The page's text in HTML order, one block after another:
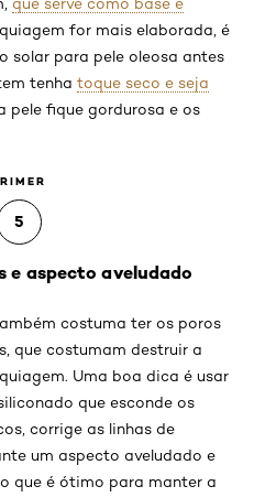
for mais elaborada, é
solar para pele oleosa antes
tenha toque seco e seja
pele fique gordurosa e os
5
e aspecto aveludado
costuma ter os poros
que costumam destruir a
Uma boa dica é usar
que esconde os
corrige as linhas de
um aspecto aveludado e
que é ótimo para manter a